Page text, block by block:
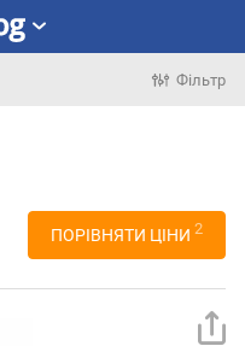
Фільтр
ПОРІВНЯТИ ЦІНИ 2